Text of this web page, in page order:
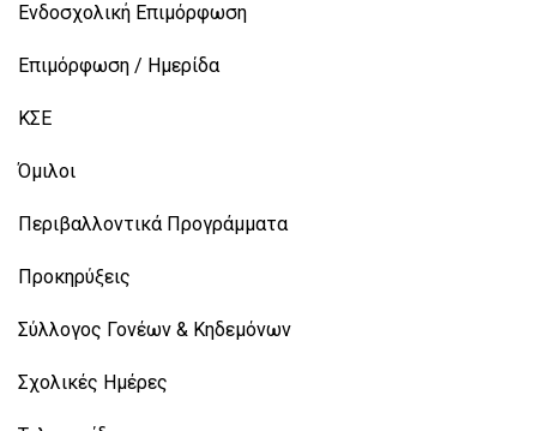
Ενδοσχολική Επιμόρφωση
Επιμόρφωση / Ημερίδα
ΚΣΕ
Όμιλοι
Περιβαλλοντικά Προγράμματα
Προκηρύξεις
Σύλλογος Γονέων & Κηδεμόνων
Σχολικές Ημέρες